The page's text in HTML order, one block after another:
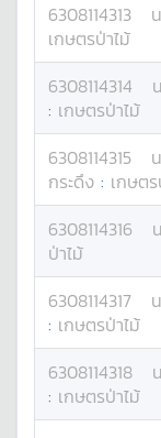
6308114313
เกษตรป่าไม้
6308114314
: เกษตรป่าไม้
6308114315
กระดึง : เกษต
6308114316
ป่าไม้
6308114317
: เกษตรป่าไม้
6308114318
: เกษตรป่าไม้